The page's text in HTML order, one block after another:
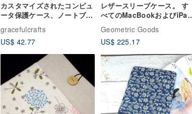
カスタマイズされたコンピュ
ータ保護ケース、ノートブッ
クケース、コンピュータケー
ス、タブレットケース-プレ
ーンデイジー（MB-006）
gracefulcrafts
US$ 42.77
レザースリーブケース。 す
べてのMacBookおよびiPad
モデルで利用可能
Geometric Goods
US$ 225.17